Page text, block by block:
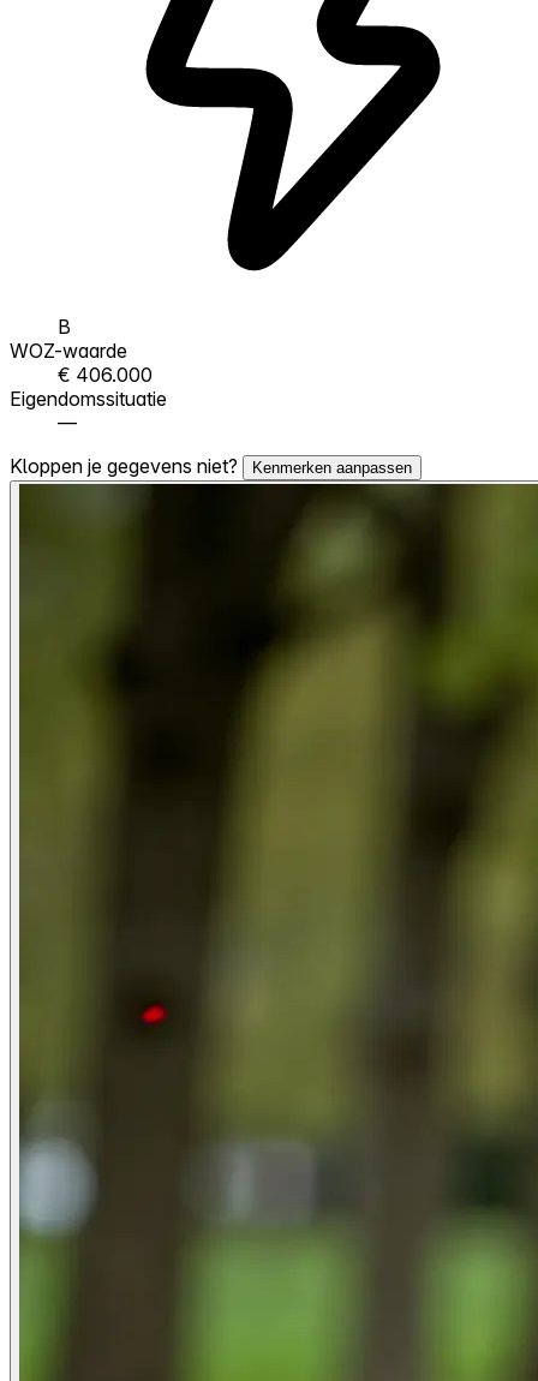
B
WOZ-waarde
€ 406.000
Eigendomssituatie
—
Kloppen je gegevens niet?
Kenmerken aanpassen